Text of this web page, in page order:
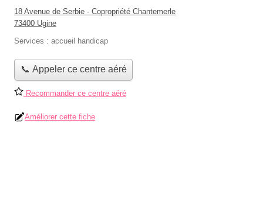
18 Avenue de Serbie - Copropriété Chantemerle
73400 Ugine
Services : accueil handicap
📞 Appeler ce centre aéré
Recommander ce centre aéré
Améliorer cette fiche